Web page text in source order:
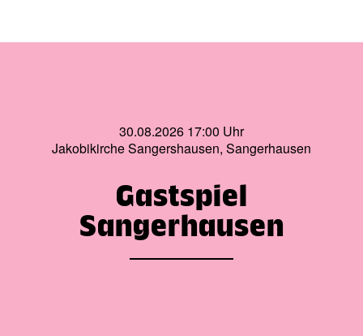
30.08.2026 17:00 Uhr
Jakobikirche Sangershausen, Sangerhausen
Gastspiel
Sangerhausen